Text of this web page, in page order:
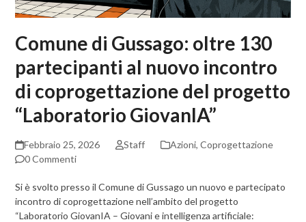
Comune di Gussago: oltre 130
partecipanti al nuovo incontro
di coprogettazione del progetto
“Laboratorio GiovanIA”
Febbraio 25, 2026 Staff Azioni, Coprogettazione
0 Commenti
Si è svolto presso il Comune di Gussago un nuovo e partecipato
incontro di coprogettazione nell’ambito del progetto
“Laboratorio GiovanIA – Giovani e intelligenza artificiale: